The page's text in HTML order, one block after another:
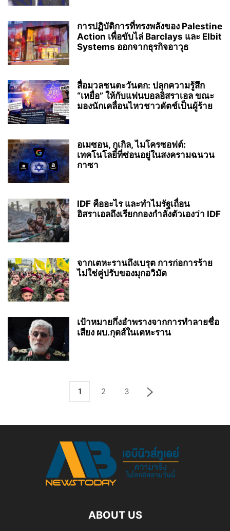
การปฏิบัติการที่ทรงพลังของ Palestine
Action เพื่อขับไล่ Barclays และ Elbit
Systems ออกจากธุรกิจอาวุธ
สื่อมวลชนตะวันตก: ปลุกความรู้สึก
“เหยื่อ” ให้กับแฟนบอลอิสราเอล ขณะ
มองนักเคลื่อนไหวชาวดัตช์เป็นผู้ร้าย
อเมซอน, กูเกิล, ไมโครซอฟต์:
เทคโนโลยีที่ซ่อนอยู่ในสงครามฉนวน
กาซา
IDF คืออะไร และทำไมรัฐเถื่อน
อิสราเอลถึงเรียกกองกำลังตัวเองว่า IDF
จากเตหะรานถึงเบรุต การก่อการร้าย
ไม่ใช่คู่ปรับของมุกอวิมัต
เป้าหมายกึ่งอำพรางจากการทำลายชื่อ
เสียง ผบ.กุดส์ในเตหะราน
1 2 3
ABOUT US